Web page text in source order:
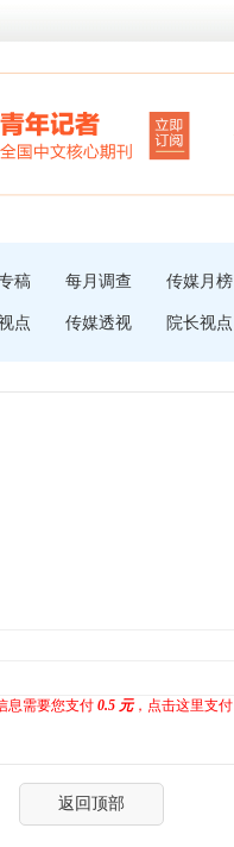
稿 每月调查 传媒月榜
点 传媒透视 院长视点
息需要您支付 0.5 元，点击这里支付
返回顶部